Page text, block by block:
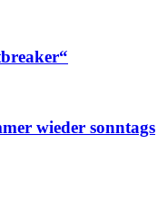
wieder sonntags